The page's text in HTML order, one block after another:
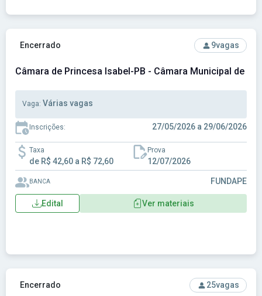
Ver concurso: Câmara de Princesa Isabel-PB - Câmara
Encerrado 9vagas
Câmara de Princesa Isabel-PB - Câmara Municipal de
Vaga: Várias vagas
Inscrições: 27/05/2026 a 29/06/2026
Taxa
de R$ 42,60 a R$ 72,60
Prova
12/07/2026
BANCA FUNDAPE
Edital Ver materiais
Ver concurso: Câmara de Senador Canedo-GO - Câmara
Encerrado 25vagas